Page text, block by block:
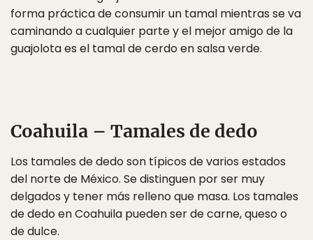
forma práctica de consumir un tamal mientras se va
caminando a cualquier parte y el mejor amigo de la
guajolota es el tamal de cerdo en salsa verde.
Coahuila – Tamales de dedo
Los tamales de dedo son típicos de varios estados
del norte de México. Se distinguen por ser muy
delgados y tener más relleno que masa. Los tamales
de dedo en Coahuila pueden ser de carne, queso o
de dulce.